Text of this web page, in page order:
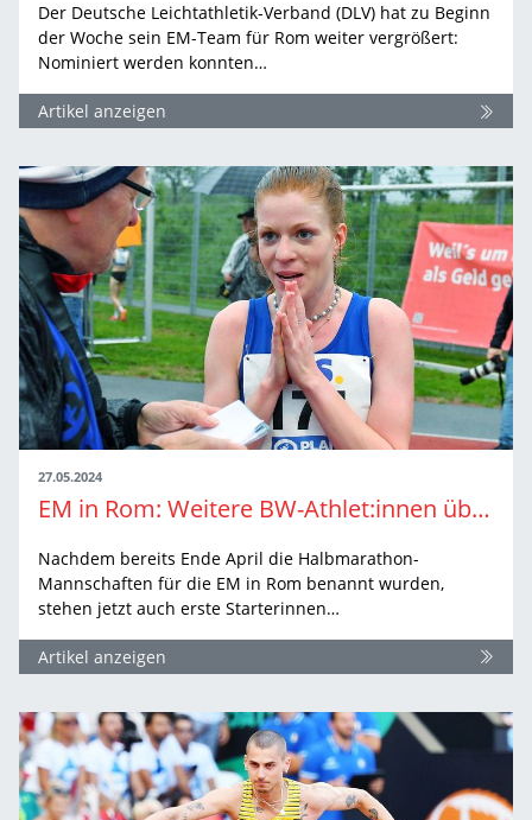
Der Deutsche Leichtathletik-Verband (DLV) hat zu Beginn
der Woche sein EM-Team für Rom weiter vergrößert:
Nominiert werden konnten…
Artikel anzeigen
27.05.2024
EM in Rom: Weitere BW-Athlet:innen über 10.000 Meter und im Zehnkampf nominiert
Nachdem bereits Ende April die Halbmarathon-
Mannschaften für die EM in Rom benannt wurden,
stehen jetzt auch erste Starterinnen…
Artikel anzeigen